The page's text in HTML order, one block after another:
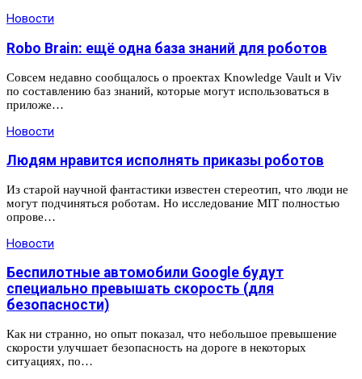
Новости
Robo Brain: ещё одна база знаний для роботов
Совсем недавно сообщалось о проектах Knowledge Vault и Viv
по составлению баз знаний, которые могут использоваться в
приложе…
Новости
Людям нравится исполнять приказы роботов
Из старой научной фантастики известен стереотип, что люди не
могут подчиняться роботам. Но исследование MIT полностью
опрове…
Новости
Беспилотные автомобили Google будут
специально превышать скорость (для
безопасности)
Как ни странно, но опыт показал, что небольшое превышение
скорости улучшает безопасность на дороге в некоторых
ситуациях, по…